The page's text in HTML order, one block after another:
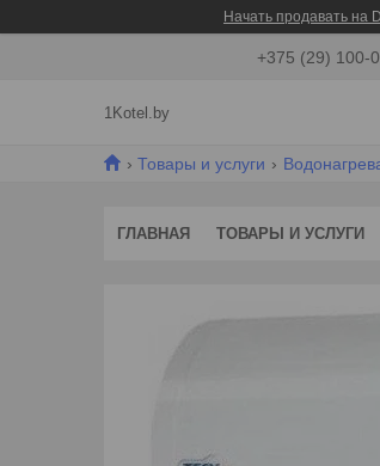
Начать продавать на
+375 (29) 100-
1Kotel.by
Товары и услуги
ГЛАВНАЯ ТОВАРЫ И УСЛУГИ